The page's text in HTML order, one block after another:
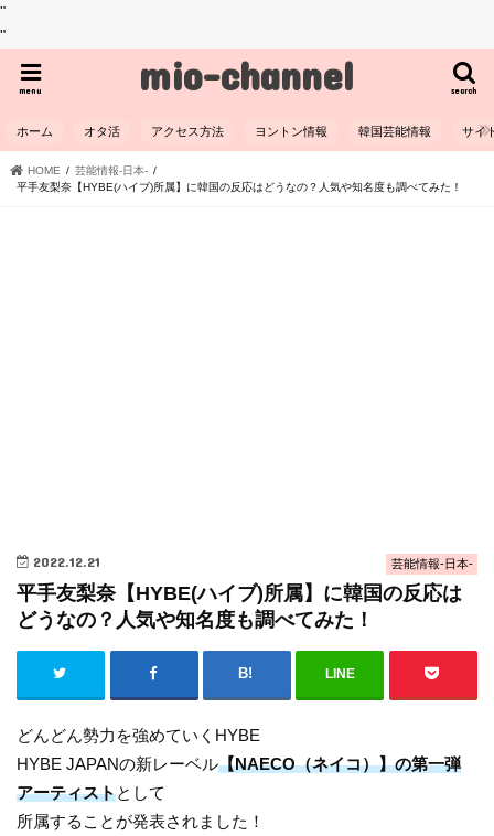
"
"
mio-channel search
menu
ホーム オタ活 アクセス方法 ヨントン情報 韓国芸能情報 サイ
HOME
芸能情報-日本-
平手友梨奈【HYBE(ハイブ)所属】に韓国の反応はどうなの？人気や知名度も調べてみた！
芸能情報-日本-
2022.12.21
平手友梨奈【HYBE(ハイブ)所属】に韓国の反応は
どうなの？人気や知名度も調べてみた！
LINE
どんどん勢力を強めていくHYBE
HYBE JAPANの新レーベル【NAECO（ネイコ）】の第一弾
アーティストとして
所属することが発表されました！